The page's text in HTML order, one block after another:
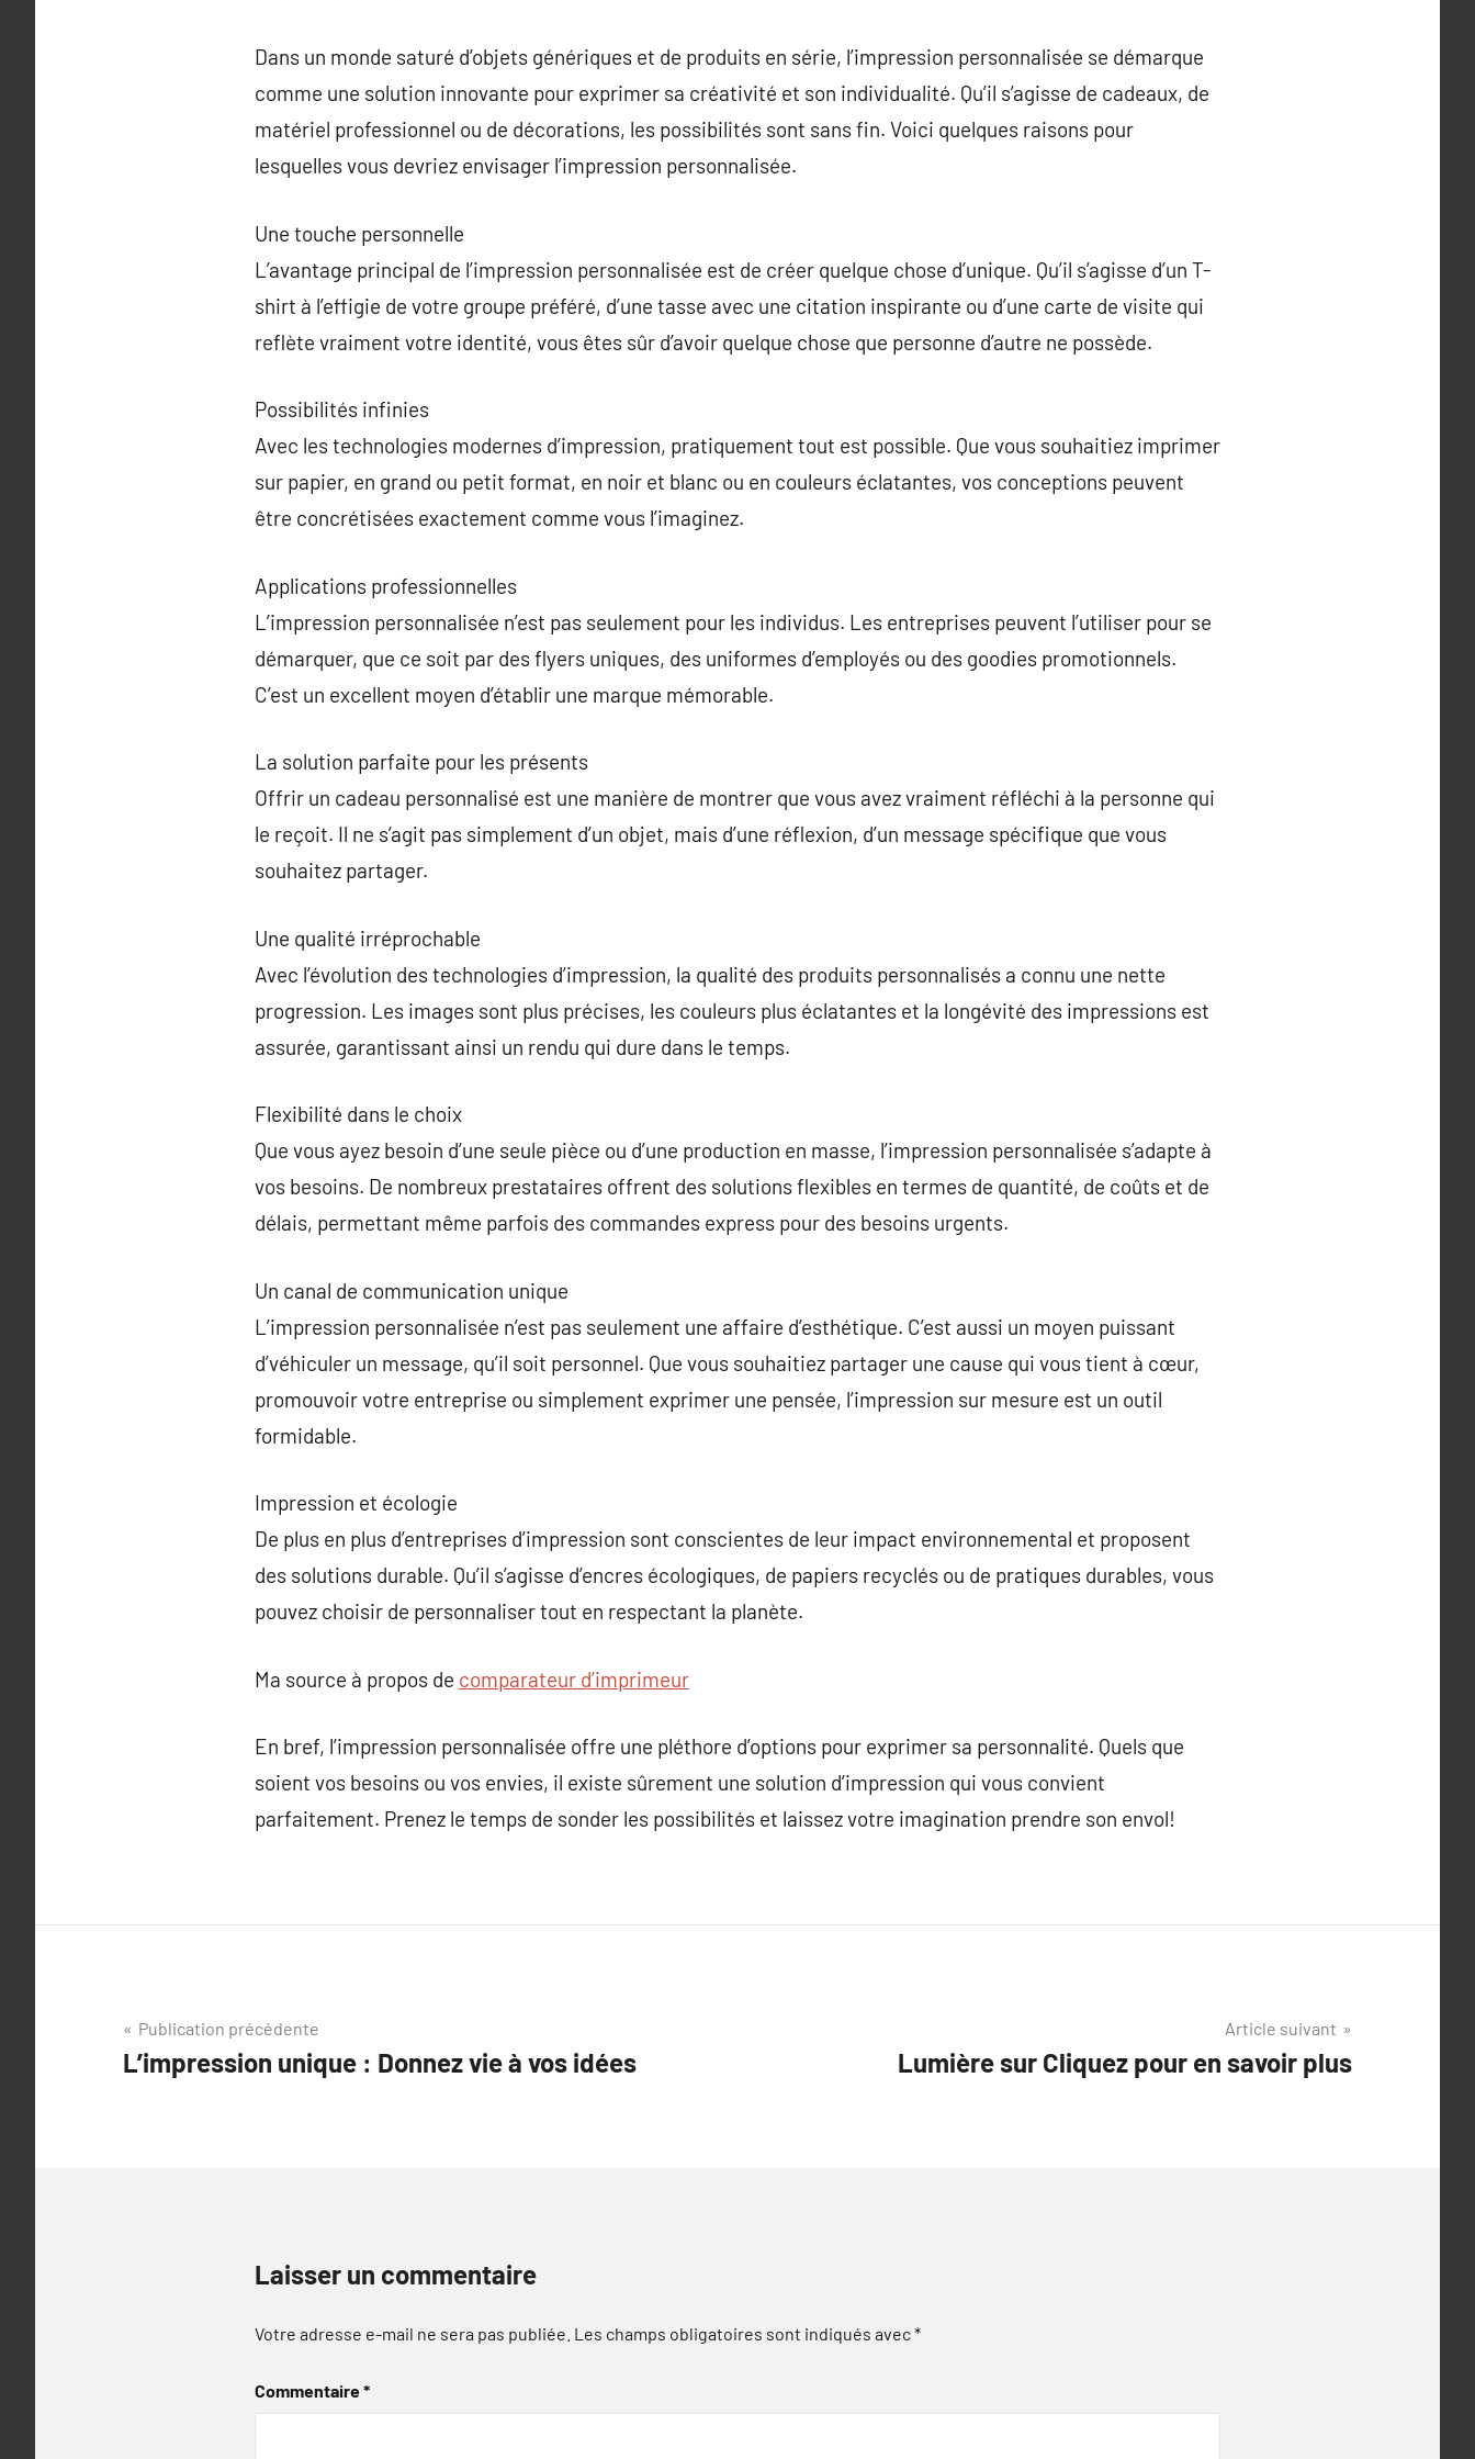
Dans un monde saturé d’objets génériques et de produits en série, l’impression personnalisée se démarque
comme une solution innovante pour exprimer sa créativité et son individualité. Qu’il s’agisse de cadeaux, de
matériel professionnel ou de décorations, les possibilités sont sans fin. Voici quelques raisons pour
lesquelles vous devriez envisager l’impression personnalisée.
Une touche personnelle
L’avantage principal de l’impression personnalisée est de créer quelque chose d’unique. Qu’il s’agisse d’un T-
shirt à l’effigie de votre groupe préféré, d’une tasse avec une citation inspirante ou d’une carte de visite qui
reflète vraiment votre identité, vous êtes sûr d’avoir quelque chose que personne d’autre ne possède.
Possibilités infinies
Avec les technologies modernes d’impression, pratiquement tout est possible. Que vous souhaitiez imprimer
sur papier, en grand ou petit format, en noir et blanc ou en couleurs éclatantes, vos conceptions peuvent
être concrétisées exactement comme vous l’imaginez.
Applications professionnelles
L’impression personnalisée n’est pas seulement pour les individus. Les entreprises peuvent l’utiliser pour se
démarquer, que ce soit par des flyers uniques, des uniformes d’employés ou des goodies promotionnels.
C’est un excellent moyen d’établir une marque mémorable.
La solution parfaite pour les présents
Offrir un cadeau personnalisé est une manière de montrer que vous avez vraiment réfléchi à la personne qui
le reçoit. Il ne s’agit pas simplement d’un objet, mais d’une réflexion, d’un message spécifique que vous
souhaitez partager.
Une qualité irréprochable
Avec l’évolution des technologies d’impression, la qualité des produits personnalisés a connu une nette
progression. Les images sont plus précises, les couleurs plus éclatantes et la longévité des impressions est
assurée, garantissant ainsi un rendu qui dure dans le temps.
Flexibilité dans le choix
Que vous ayez besoin d’une seule pièce ou d’une production en masse, l’impression personnalisée s’adapte à
vos besoins. De nombreux prestataires offrent des solutions flexibles en termes de quantité, de coûts et de
délais, permettant même parfois des commandes express pour des besoins urgents.
Un canal de communication unique
L’impression personnalisée n’est pas seulement une affaire d’esthétique. C’est aussi un moyen puissant
d’véhiculer un message, qu’il soit personnel. Que vous souhaitiez partager une cause qui vous tient à cœur,
promouvoir votre entreprise ou simplement exprimer une pensée, l’impression sur mesure est un outil
formidable.
Impression et écologie
De plus en plus d’entreprises d’impression sont conscientes de leur impact environnemental et proposent
des solutions durable. Qu’il s’agisse d’encres écologiques, de papiers recyclés ou de pratiques durables, vous
pouvez choisir de personnaliser tout en respectant la planète.
Ma source à propos de comparateur d’imprimeur
En bref, l’impression personnalisée offre une pléthore d’options pour exprimer sa personnalité. Quels que
soient vos besoins ou vos envies, il existe sûrement une solution d’impression qui vous convient
parfaitement. Prenez le temps de sonder les possibilités et laissez votre imagination prendre son envol!
Navigation
de
Publication précédente
L’impression unique : Donnez vie à vos idées
Article suivant
Lumière sur Cliquez pour en savoir plus
Laisser un commentaire
Votre adresse e-mail ne sera pas publiée. Les champs obligatoires sont indiqués avec*
Commentaire*